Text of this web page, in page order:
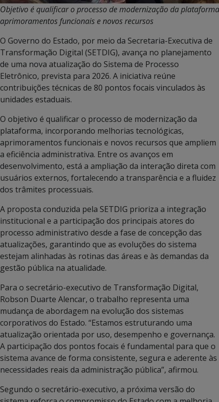
Objetivo é qualificar o processo de modernização da
aprimoramentos funcionais e novos recursos
O Governo do Estado, por meio da Secretaria-Executiva de
Transformação Digital (SETDIG), avança no planejamento
de uma nova atualização do Sistema de Processo
Eletrônico, prevista para 2026. A iniciativa reúne
contribuições técnicas de 80 pontos focais vinculados às
unidades estaduais.
O objetivo é qualificar o processo de modernização da
plataforma, incorporando melhorias tecnológicas,
aprimoramentos funcionais e novos recursos que ampliem
a eficiência administrativa. Entre os avanços em
desenvolvimento, está a ampliação da interação direta com
usuários externos, fortalecendo a transparência e a fluidez
dos trâmites processuais.
A proposta conduzida pela SETDIG prioriza a integração
institucional e a participação dos principais atores do
processo administrativo desde a fase de concepção das
atualizações, garantindo que as evoluções do sistema
estejam alinhadas às rotinas das áreas e às demandas da
gestão pública na atualidade.
Para o secretário-executivo de Transformação Digital,
Robson Duarte Alencar, o trabalho representa uma
mudança de abordagem na evolução dos sistemas
corporativos do Estado. “Estamos estruturando uma
atualização orientada por uso, desempenho e governança.
A participação dos pontos focais é fundamental para que o
sistema avance de forma consistente, segura e aderente às
necessidades reais da administração pública”, afirmou.
Segundo o secretário-executivo, a próxima versão do